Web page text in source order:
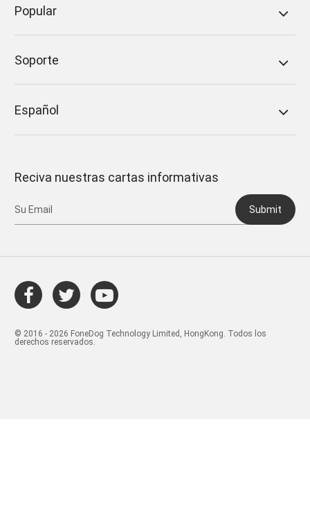
Popular
Soporte
Español
Reciva nuestras cartas informativas
Submit
© 2016 - 2026 FoneDog Technology Limited, HongKong. Todos los
derechos reservados.